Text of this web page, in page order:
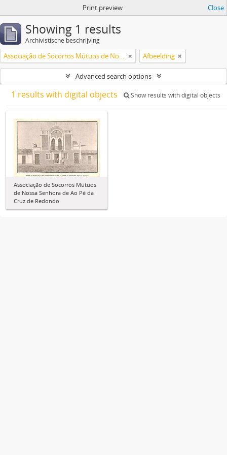
Print preview Close
Showing 1 results
Archivistische beschrijving
Associação de Socorros Mútuos de Nossa Senhora de Ao Pé da Cruz de Redondo Afbeelding
Advanced search options
1 results with digital objects Show results with digital objects
Associação de Socorros Mútuos
de Nossa Senhora de Ao Pé da
Cruz de Redondo